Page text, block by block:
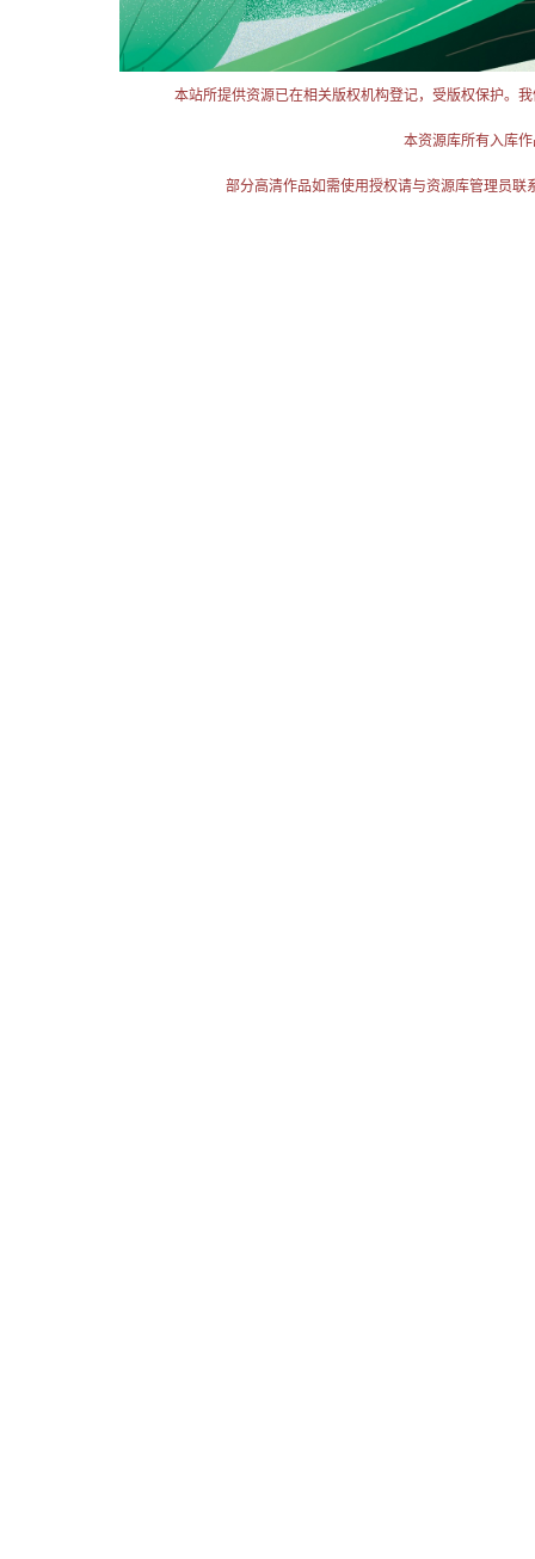
本站所提供资源已在相关版权机构登记，受版权保护。
本资源库所有入库
部分高清作品如需使用授权请与资源库管理员联